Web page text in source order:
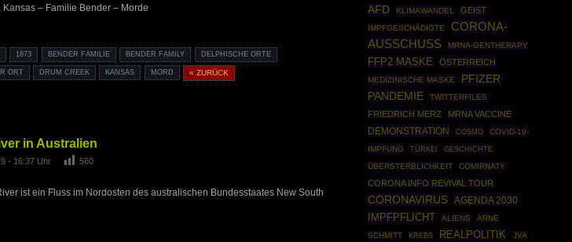
Kansas – Familie Bender – Morde
1873 BENDER FAMILIE BENDER FAMILY DELPHISCHE ORTE
ORT DRUM CREEK KANSAS MORD « ZURÜCK
in Australien
- 16:37 Uhr 560
ist ein Fluss im Nordosten des australischen Bundesstaates New South
AFD KLIMAWANDEL GEIST
IMPFGESCHÄDIGTE
CORONA-
AUSSCHUSS
MRNA-GENTHERAPY
FFP2 MASKE ÖSTERREICH
MEDIZINISCHE MASKE PFIZER
PANDEMIE TWITTERFILES
FRIEDRICH MERZ MRNA VACCINE
DEMONSTRATION COSMO
COVID-19-
IMPFUNG
TÜRKEI
GESCHICHTE
ÜBERSTERBLICHKEIT
COMIRNATY
CORONA INFO REVIVAL TOUR
CORONAVIRUS AGENDA 2030
IMPFPFLICHT ALIENS
ARNE
SCHMITT
KREBS REALPOLITIK
JVA